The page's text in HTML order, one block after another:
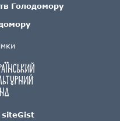
siteGist
Голодомору